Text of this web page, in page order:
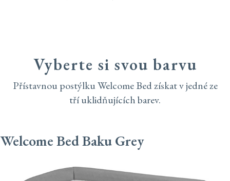
Vyberte si svou barvu
Přístavnou postýlku Welcome Bed získat v jedné ze
tří uklidňujících barev.
Welcome Bed Baku Grey